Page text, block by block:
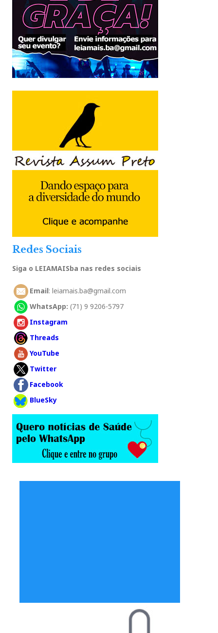
Redes Sociais
Siga o LEIAMAISba nas redes sociais
Email: leiamais.ba@gmail.com
WhatsApp: (71) 9 9206-5797
Instagram
Threads
YouTube
Twitter
Facebook
BlueSky